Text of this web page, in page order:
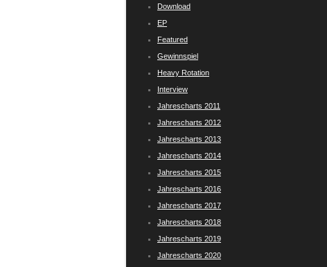
Download
EP
Featured
Gewinnspiel
Heavy Rotation
Interview
Jahrescharts 2011
Jahrescharts 2012
Jahrescharts 2013
Jahrescharts 2014
Jahrescharts 2015
Jahrescharts 2016
Jahrescharts 2017
Jahrescharts 2018
Jahrescharts 2019
Jahrescharts 2020